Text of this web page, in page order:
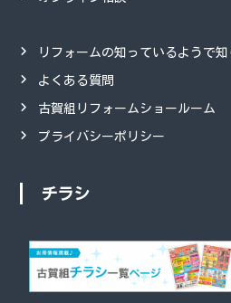
リフォームの知っているようで知
よくある質問
古賀組リフォームショールーム
プライバシーポリシー
チラシ